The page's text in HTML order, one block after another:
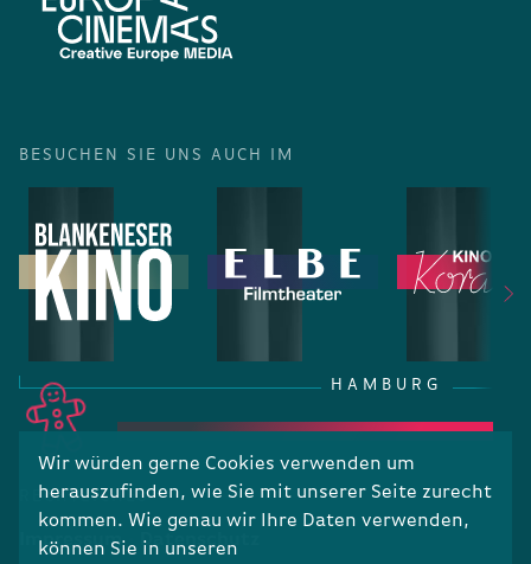
Wir würden gerne Cookies verwenden um
herauszufinden, wie Sie mit unserer Seite zurecht
kommen. Wie genau wir Ihre Daten verwenden,
können Sie in unseren
BESUCHEN SIE UNS AUCH IM
HAMBURG
RECHTLICHES
Impressum Datenschutz